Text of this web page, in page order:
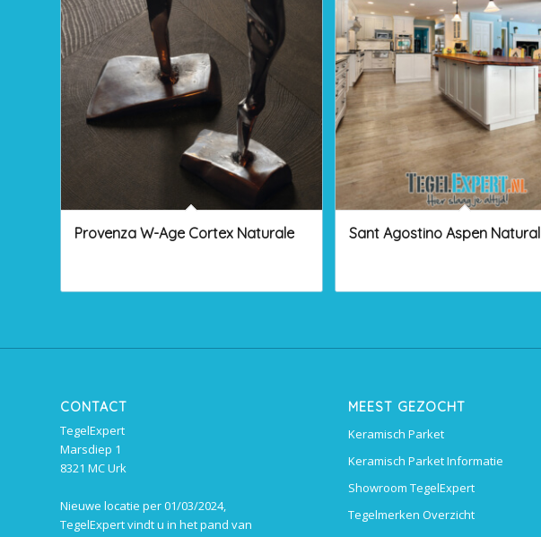
Provenza W-Age Cortex Naturale Sant Agostino Aspen Natural
CONTACT
TegelExpert
Marsdiep 1
8321 MC Urk
Nieuwe locatie per 01/03/2024,
TegelExpert vindt u in het pand van
MEEST GEZOCHT
Keramisch Parket
Keramisch Parket Informatie
Showroom TegelExpert
Tegelmerken Overzicht